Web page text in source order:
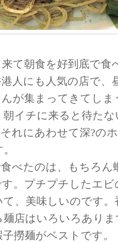
て朝食を好到底で食
人にも人気の店で、
が集まってきてし
イチに来ると待た
れにあわせて深?の
べたのは、もちろん
。プチプチしたエビ
、美味しいのです。
店はいろいろあり
撈麺がベストです。